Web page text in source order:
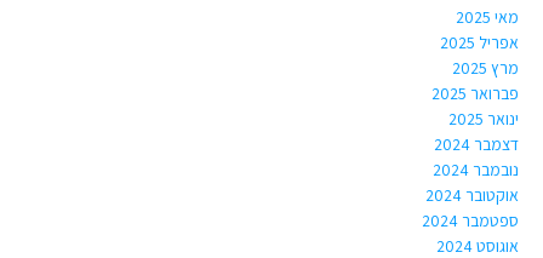
מאי 2025
אפריל 2025
מרץ 2025
פברואר 2025
ינואר 2025
דצמבר 2024
נובמבר 2024
אוקטובר 2024
ספטמבר 2024
אוגוסט 2024